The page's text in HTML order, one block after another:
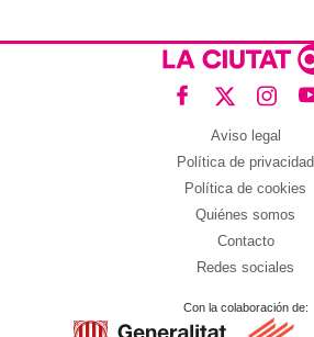
Aviso legal
Política de privacidad
Política de cookies
Quiénes somos
Contacto
Redes sociales
Con la colaboración de: